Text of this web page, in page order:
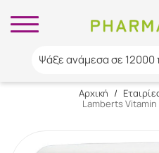
Ψάξε ανάμεσα σε 12000
Αρχική /
Lamberts